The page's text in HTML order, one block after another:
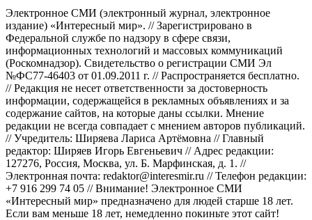
Электронное СМИ (электронный журнал, электронное
издание) «Интересный мир». // Зарегистрировано в
Федеральной службе по надзору в сфере связи,
информационных технологий и массовых коммуникаций
(Роскомнадзор). Свидетельство о регистрации СМИ Эл
№ФС77-46403 от 01.09.2011 г. // Распространяется бесплатно.
// Редакция не несет ответственности за достоверность
информации, содержащейся в рекламных объявлениях и за
содержание сайтов, на которые даны ссылки. Мнение
редакции не всегда совпадает с мнением авторов публикаций.
// Учредитель: Ширяева Лариса Артёмовна // Главный
редактор: Ширяев Игорь Евгеньевич // Адрес редакции:
127276, Россия, Москва, ул. Б. Марфинская, д. 1. //
Электронная почта: redaktor@interesmir.ru // Телефон редакции:
+7 916 299 74 05 // Внимание! Электронное СМИ
«Интересный мир» предназначено для людей старше 18 лет.
Если вам меньше 18 лет, немедленно покиньте этот сайт!